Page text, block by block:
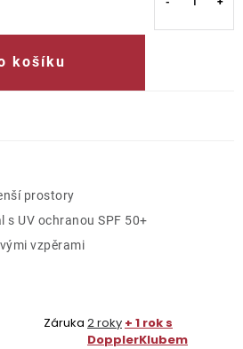
košíku
prostory
s UV ochranou SPF 50+
vzpěrami
Záruka 2 roky + 1 rok s
DopplerKlubem